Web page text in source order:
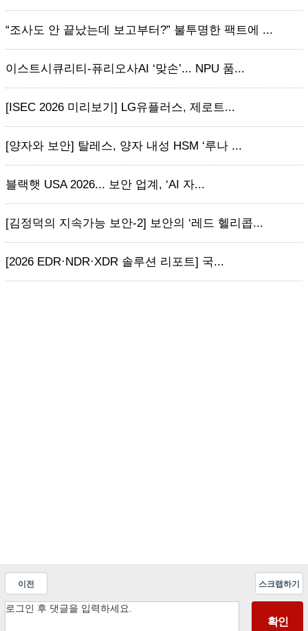
“조사도 안 끝났는데 보고부터?” 불투명한 팩트에 ...
이스트시큐리티-퓨리오사AI ‘맞손’... NPU 품...
[ISEC 2026 미리보기] LG유플러스, 제로트...
[양자와 보안] 탈레스, 양자 내성 HSM ‘루나 ...
블랙햇 USA 2026... 보안 업계, ‘AI 자...
[김정덕의 지속가능 보안-2] 보안의 ‘레드 헬리콥...
[2026 EDR·NDR·XDR 솔루션 리포트] 국...
이전 스크랩하기